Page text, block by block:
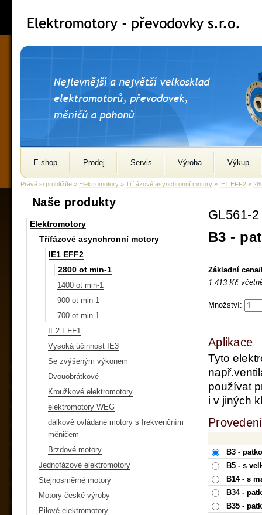
E-shop Prodej Servis Výroba Výkup
Právě si prohlížíte » Elektromotory » Třífázové asynchronní motory » IE1 EFF2 »
Naše produkty
Elektromotory
Třífázové asynchronní motory
IE1 EFF2
2800 ot min-1
1400 ot min-1
900 ot min-1
700 ot min-1
IE2 EFF1
Vysoká účinnost IE3
Se zvýšeným výkonem
Dvouobrátkové
Kroužkové elektromotory
elektromotory WEG
dálkově ovládané motory s frekvenčním
měničem
Brzdové motory
Jednofázové elektromotory
Stejnosměrné motory
Motory české výroby
Pilové elektromotory
GL561-2
B3 -
Základní
1 413 Kč
Množství:
Aplikace
Tyto
používat
i v jiných
B3 -
B5 - s
B14 - s
B34 -
B35 -